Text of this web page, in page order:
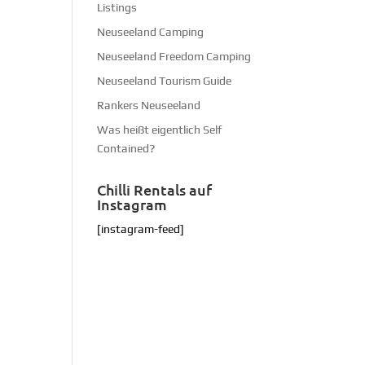
Listings
Neuseeland Camping
Neuseeland Freedom Camping
Neuseeland Tourism Guide
Rankers Neuseeland
Was heißt eigentlich Self
Contained?
Chilli Rentals auf
Instagram
[instagram-feed]